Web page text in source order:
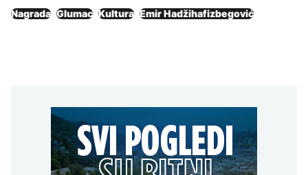
Nagrada Glumac Kultura Emir Hadžihafizbegović